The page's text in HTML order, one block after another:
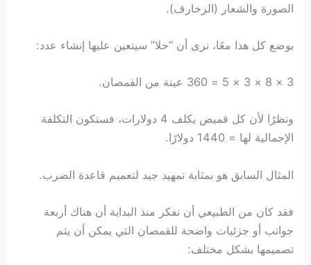
الصورة والشعار (الزخارف).
بوضع كل هذا معًا، نرى أن “حلا” سيتعين عليها إنشاء عدد:
3 × 8 × 3 × 5 = 360 عينة من القمصان.
ونظرًا لأن كل قميص يكلف 4 دولارات، فستكون التكلفة
الإجمالية لها = 1440 دولارًا.
المثال السابق هو بمثابة تمهيد جيد لتعميم قاعدة الضرب.
فقد كان من الطبيعي أن نفكر منذ البداية أن هناك أربعة
جوانب أو جزئيات واضحة للقمصان التي يمكن أن يتم
تصميمها بشكل مختلف: